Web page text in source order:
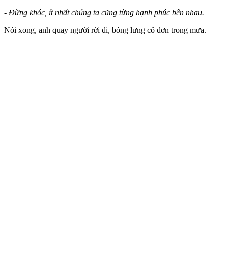
- Đừng khóc, ít nhất chúng ta cũng từng hạnh phúc bên nhau.
Nói xong, anh quay người rời đi, bóng lưng cô đơn trong mưa.